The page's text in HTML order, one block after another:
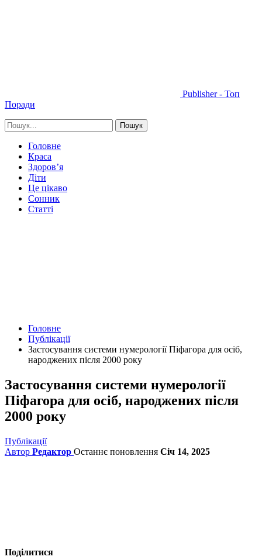
Publisher - Топ
Поради
Головне
Краса
Здоров’я
Діти
Це цікаво
Сонник
Статті
Головне
Публікації
Застосування системи нумерології Піфагора для осіб,
народжених після 2000 року
Застосування системи нумерології
Піфагора для осіб, народжених після
2000 року
Публікації
Автор Редактор Останнє поновлення Січ 14, 2025
Поділитися